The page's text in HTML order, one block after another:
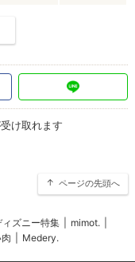
け取れます
ページの先頭へ
ズニー特集 mimot.
Medery.